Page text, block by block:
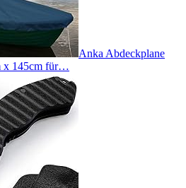
Anka Abdeckplane
x 145cm für…